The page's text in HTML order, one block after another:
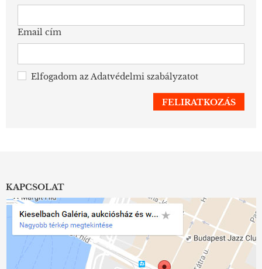
Email cím
Elfogadom azAdatvédelmi szabályzatot
KAPCSOLAT